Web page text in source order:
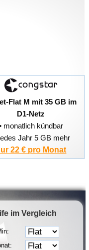
Flat M mit 35 GB im
D1-Netz
monatlich kündbar
Jahr 5 GB mehr
22 € pro Monat
im Vergleich